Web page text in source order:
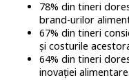
78% din tineri
brand-urilor
67% din tineri
și costurile
64% din tineri
inovației alimentare.